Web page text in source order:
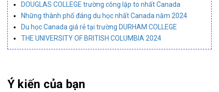
DOUGLAS COLLEGE trường công lập to nhất Canada
Những thành phố đáng du học nhất Canada năm 2024
Du học Canada giá rẻ tại trường DURHAM COLLEGE
THE UNIVERSITY OF BRITISH COLUMBIA 2024
Ý kiến của bạn